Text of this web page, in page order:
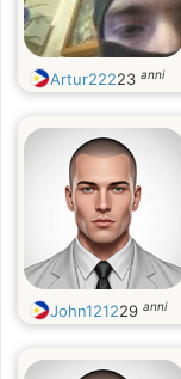
Artur22223 anni
John121229 anni